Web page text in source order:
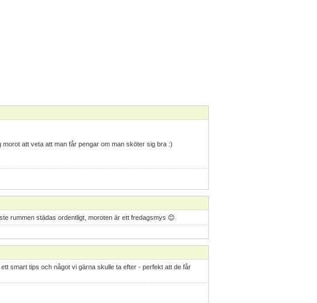
att veta att man får pengar om man sköter sig bra :)
rummen städas ordentligt, moroten är ett fredagsmys 😊
smart tips och något vi gärna skulle ta efter - perfekt att de får